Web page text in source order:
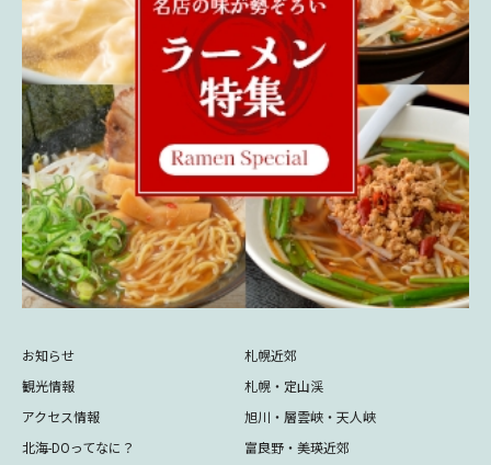
お知らせ
観光情報
アクセス情報
北海-DOってなに？
札幌近郊
札幌・定山渓
旭川・層雲峡・天人峡
富良野・美瑛近郊